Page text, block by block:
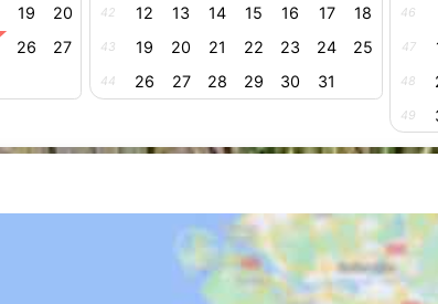
19 20
26 27
42 12 13 14 15 16 17 18
43 19 20 21 22 23 24 25
44 26 27 28 29 30 31
46
47
48
49